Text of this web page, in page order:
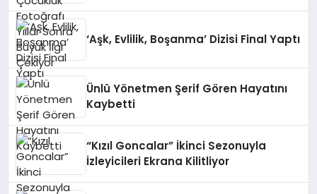
‘Aşk, Evlilik, Boşanma’ Dizisi Final Yaptı
Ünlü Yönetmen Şerif Gören Hayatını
Kaybetti
“Kızıl Goncalar” İkinci Sezonuyla
İzleyicileri Ekrana Kilitliyor